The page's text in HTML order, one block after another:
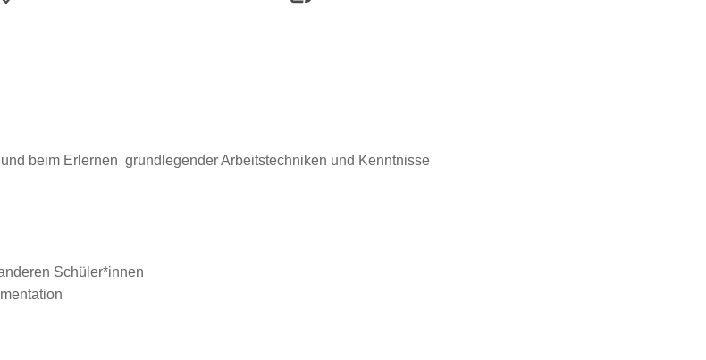
beim Erlernen grundlegender Arbeitstechniken und Kenntnisse
Schüler*innen